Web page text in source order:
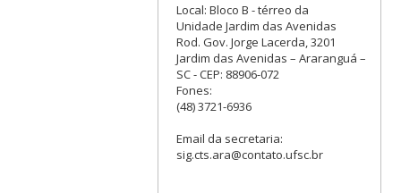
Local: Bloco B - térreo da
Unidade Jardim das Avenidas
Rod. Gov. Jorge Lacerda, 3201
Jardim das Avenidas – Araranguá –
SC - CEP: 88906-072
Fones:
(48) 3721-6936
Email da secretaria:
sig.cts.ara@contato.ufsc.br